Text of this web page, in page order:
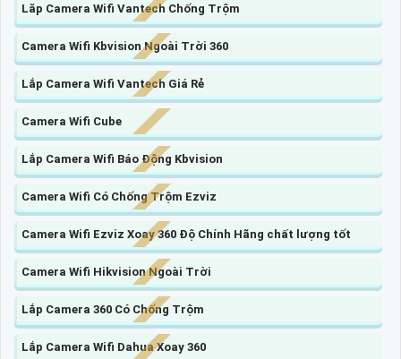
Lăp Camera Wifi Vantech Chống Trộm
Camera Wifi Kbvision Ngoài Trời 360
Lắp Camera Wifi Vantech Giá Rẻ
Camera Wifi Cube
Lắp Camera Wifi Báo Động Kbvision
Camera Wifi Có Chống Trộm Ezviz
Camera Wifi Ezviz Xoay 360 Độ Chính Hãng chất lượng tốt
Camera Wifi Hikvision Ngoài Trời
Lắp Camera 360 Có Chống Trộm
Lắp Camera Wifi Dahua Xoay 360